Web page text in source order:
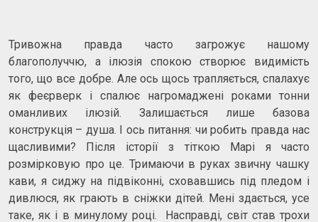
Тривожна правда часто загрожує нашому
благополуччю, а ілюзія спокою створює видимість
того, що все добре. Але ось щось трапляється, спалахує
як феєрверк і спалює нагромаджені роками тонни
оманливих ілюзій. Залишається лише базова
конструкція – душа. І ось питання: чи робить правда нас
щасливими? Після історії з тіткою Марі я часто
розмірковую про це. Тримаючи в руках звичну чашку
кави, я сиджу на підвіконні, сховавшись під пледом і
дивлюся, як грають в сніжки дітей. Мені здається, усе
таке, як і в минулому році. Насправді, світ став трохи